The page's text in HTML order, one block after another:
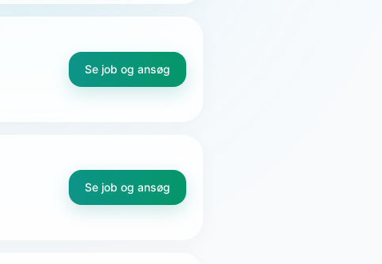
Se job og ansøg
Se job og ansøg